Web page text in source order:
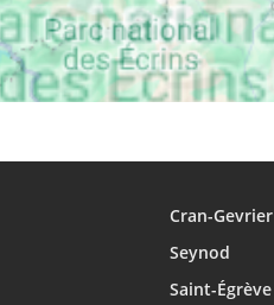
17:20 20:17
Cran-Gevrier
Seynod
Saint-Égrève